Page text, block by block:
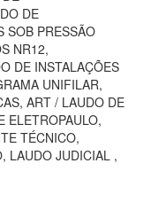
DE
SOB PRESSÃO
NR12,
DE INSTALAÇÕES
UNIFILAR,
ART / LAUDO DE
ELETROPAULO,
TÉCNICO,
LAUDO JUDICIAL ,